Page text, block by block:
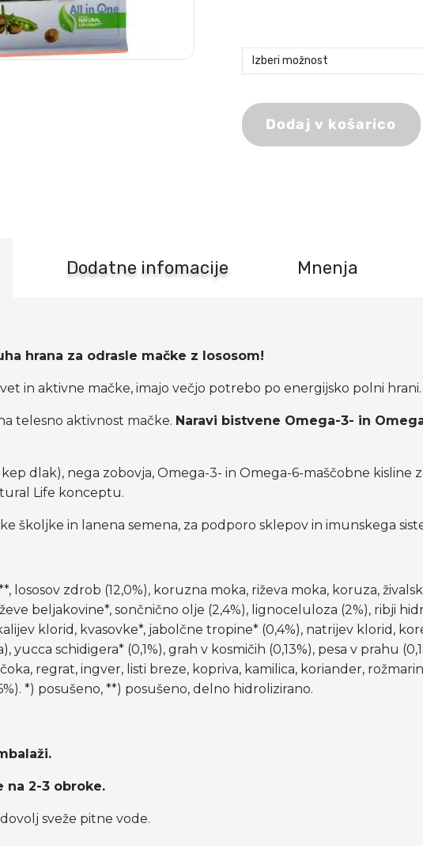
Happy
Dodaj v košarico
Dodatne infomacije Mnenja
hrana za odrasle mačke z lososom!
in aktivne mačke, imajo večjo potrebo po energijsko polni hrani.
telesno aktivnost mačke. Naravi bistvene Omega-3- in
dlak), nega zobovja, Omega-3- in Omega-6-maščobne kisline
Life konceptu.
školjke in lanena semena, za podporo sklepov in imunskega
lososov zdrob (12,0%), koruzna moka, riževa moka, koruza,
beljakovine*, sončnično olje (2,4%), lignoceluloza (2%), ribji
klorid, kvasovke*, jabolčne tropine* (0,4%), natrijev klorid,
yucca schidigera* (0,1%), grah v kosmičih (0,13%), pesa v prahu
regrat, ingver, listi breze, kopriva, kamilica, koriander,
*) posušeno, **) posušeno, delno hidrolizirano.
na 2-3 obroke.
sveže pitne vode.